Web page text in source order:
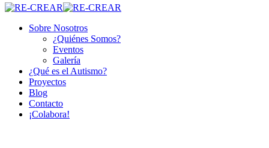
Sobre Nosotros
¿Quiénes Somos?
Eventos
Galería
¿Qué es el Autismo?
Proyectos
Blog
Contacto
¡Colabora!